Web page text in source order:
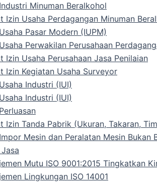
Minuman Beralkohol
Izin Usaha Perdagangan Minuman
Pasar Modern (IUPM)
Perwakilan Perusahaan
Izin Usaha Perusahaan Jasa Penilaian
Izin Kegiatan Usaha Surveyor
Industri (IUI)
Industri (IUI)
Izin Tanda Pabrik (Ukuran, Takaran,
Mesin dan Peralatan Mesin Bukan
Mutu ISO 9001:2015 Tingkatkan
Lingkungan ISO 14001